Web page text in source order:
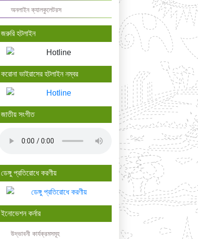
অনলাইন ক্যালকুলেটরস
জরুরি হটলাইন
করোনা ভাইরাসের হটলাইন নম্বর
জাতীয় সংগীত
ডেঙ্গু প্রতিরোধে করণীয়
ইনোভেশন কর্নার
উদ্ভাবনী কার্যক্রমসমূহ